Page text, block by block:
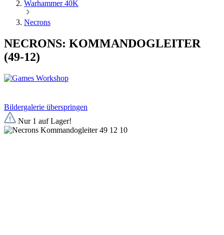
Warhammer 40K
Necrons
NECRONS: KOMMANDOGLEITER
(49-12)
Bildergalerie überspringen
Nur 1 auf Lager!